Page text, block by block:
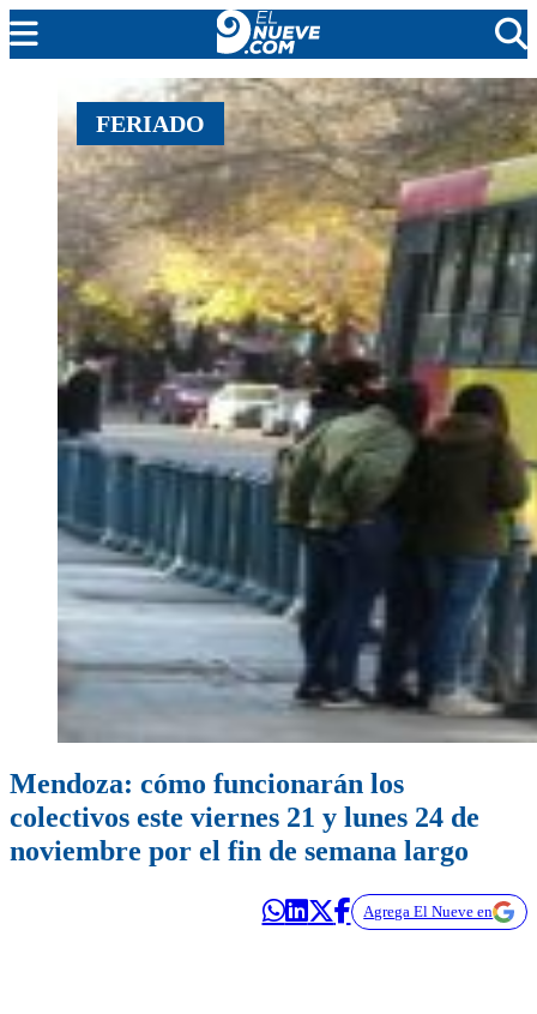
MENDOZA
CADA DÍA
ARGENTINA
NOTICIERO 9
PROTAGONISTAS
EL NUEVE STREAMS
PROGRAMACIÓN
EN VIVO
FERIADO
Mendoza: cómo funcionarán los
colectivos este viernes 21 y lunes 24 de
noviembre por el fin de semana largo
Agrega El Nueve en